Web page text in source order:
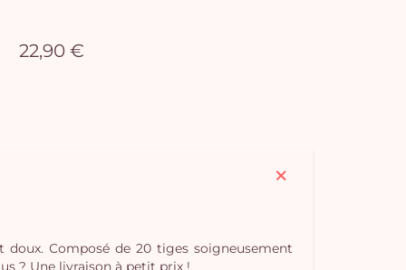
22,90 €
Composé de 20 tiges soigneusement
? Une livraison à petit prix !